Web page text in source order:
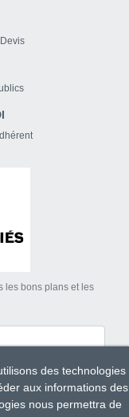
Devis
les bons plans et les
des technologies
aux informations des
nous permettra de